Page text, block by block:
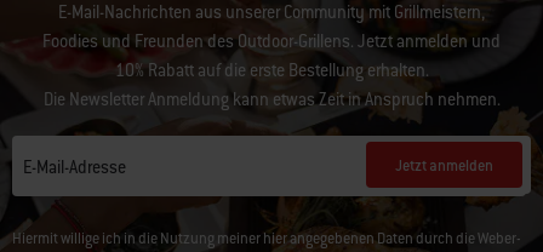
E-Mail-Nachrichten aus unserer Community mit Grillmeistern,
Foodies und Freunden des Outdoor-Grillens. Jetzt anmelden und
10% Rabatt auf die erste Bestellung erhalten.
Die Newsletter Anmeldung kann etwas Zeit in Anspruch nehmen.
E-Mail-Adresse Jetzt anmelden
Hiermit willige ich in die Nutzung meiner hier angegebenen Daten durch die Weber-